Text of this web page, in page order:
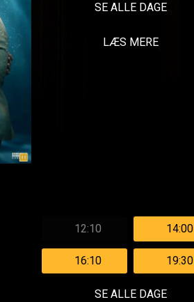
SE ALLE DAGE
LÆS MERE
12:10 14:00
16:10 19:30
SE ALLE DAGE